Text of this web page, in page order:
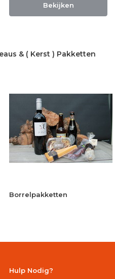
Bekijken
& ( Kerst ) Pakketten
Borrelpakketten
Hulp Nodig?